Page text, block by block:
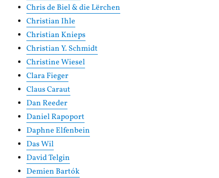
Chris de Biel & die Lërchen
Christian Ihle
Christian Knieps
Christian Y. Schmidt
Christine Wiesel
Clara Fieger
Claus Caraut
Dan Reeder
Daniel Rapoport
Daphne Elfenbein
Das Wil
David Telgin
Demien Bartók